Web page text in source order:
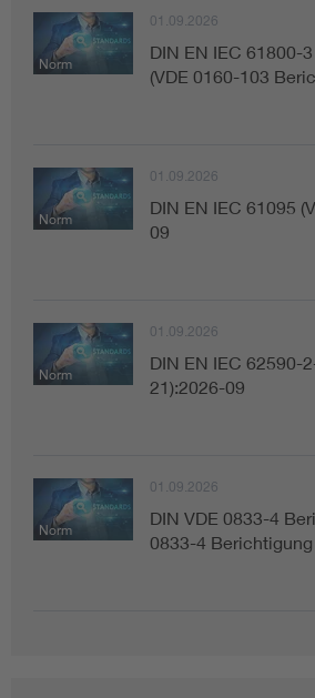
DIN VDE 0100 für sichere
Elektrofachkraft (EFK)
Norm
01.09.2026
DIN EN IEC 61800-
(VDE 0160-103
Norm
01.09.2026
DIN EN IEC 61095
09
Norm
01.09.2026
DIN EN IEC 62590-
21):2026-09
Norm
01.09.2026
DIN VDE 0833-4
0833-4